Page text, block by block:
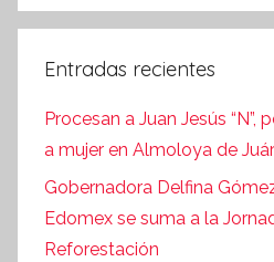
Entradas recientes
Procesan a Juan Jesús
a mujer en Almoloya de
Gobernadora Delfina
Edomex se suma a la
Reforestación